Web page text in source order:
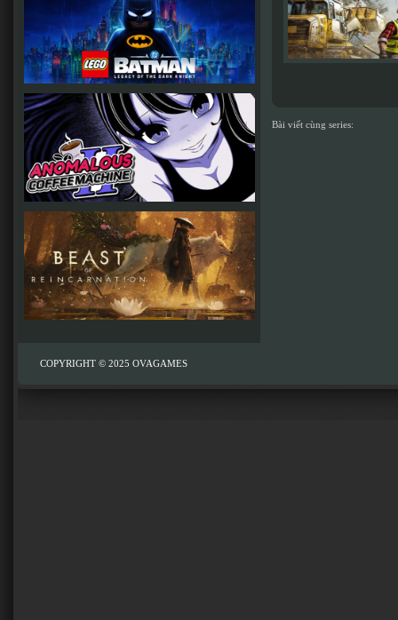
Bài viết cùng series:
COPYRIGHT © 2025 OVAGAMES